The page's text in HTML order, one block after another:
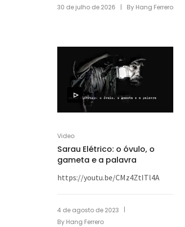
30 de julho de 2026 | By Hang Ferrero
Video
Sarau Elétrico: o óvulo, o
gameta e a palavra
https://youtu.be/CMz4ZtITl4A
4 de agosto de 2023
|
By Hang Ferrero